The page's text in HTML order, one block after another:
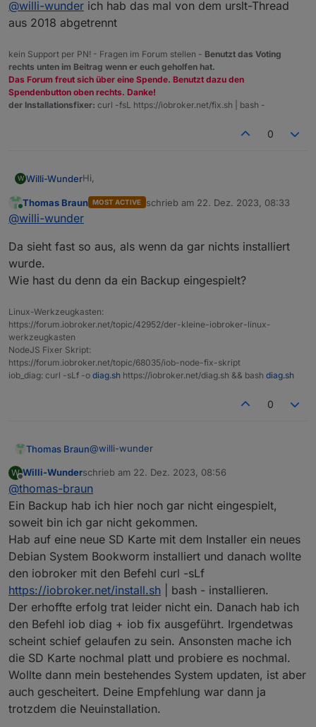
gönnen, nachdem Buster in die Jahre gekommen
ist.
iobroker.
Dieser startet aber leider nicht.
io diag gibt folgendes aus:
Spoiler
danach auch den iob fix ausgeführt, geht
trotzdem nicht. Kann mir jemand helfen?
Vielen Dank.
@willi-wunder ich hab das mal von dem urslt-Thread
aus 2018 abgetrennt
kein Support per PN! - Fragen im Forum stellen - Benutzt das Voting
rechts unten im Beitrag wenn er euch geholfen hat.
Das Forum freut sich über eine Spende. Benutzt dazu den
Spendenbutton oben rechts. Danke!
der Installationsfixer: curl -fsL https://iobroker.net/fix.sh | bash -
0
W Willi-WunderHi,
wollte meinen Rasp mal ein neues System
gönnen, nachdem Buster in die Jahre gekommen
Also neue SD Karte mit dem Installer neues
Dieser startet aber leider nicht.
Spoiler
trotzdem nicht. Kann mir jemand helfen?
Vielen Dank.
Online
Thomas Braun MOST ACTIVE schrieb am 22. Dez. 2023, 08:33
zuletzt editiert von
@willi-wunder
Da sieht fast so aus, als wenn da gar nichts installiert
wurde.
Wie hast du denn da ein Backup eingespielt?
Linux-Werkzeugkasten:
https://forum.iobroker.net/topic/42952/der-kleine-iobroker-linux-
werkzeugkasten
NodeJS Fixer Skript:
https://forum.iobroker.net/topic/68035/iob-node-fix-skript
iob_diag: curl -sLf -o diag.sh https://iobroker.net/diag.sh && bash diag.sh
0
Thomas Braun@willi-wunder
Da sieht fast so aus, als wenn da gar nichts
installiert wurde.
Wie hast du denn da ein Backup eingespielt?
W
Offline
Willi-Wunderschrieb am 22. Dez. 2023, 08:56
zuletzt editiert von
@thomas-braun
Ein Backup hab ich hier noch gar nicht eingespielt,
soweit bin ich gar nicht gekommen.
Hab auf eine neue SD Karte mit dem Installer ein neues
Debian System Bookworm installiert und danach wollte
den iobroker mit den Befehl curl -sLf
https://iobroker.net/install.sh | bash - installieren.
Der erhoffte erfolg trat leider nicht ein. Danach hab ich
den Befehl iob diag + iob fix ausgeführt. Irgendetwas
scheint schief gelaufen zu sein. Ansonsten mache ich
die SD Karte nochmal platt und probiere es nochmal.
Wollte dann mein bestehendes System updaten, ist aber
auch gescheitert. Deine Empfehlung war dann ja
trotzdem die Neuinstallation.